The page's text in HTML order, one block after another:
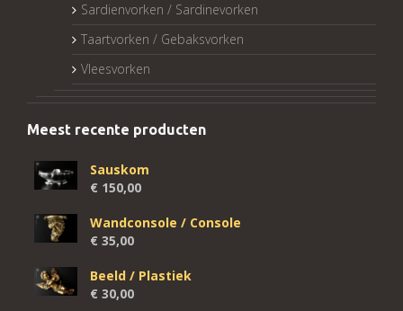
Sardienvorken / Sardinevorken
Taartvorken / Gebaksvorken
Vleesvorken
Meest recente producten
Sauskom
€ 150,00
Wandconsole / Console
€ 35,00
Beeld / Plastiek
€ 30,00